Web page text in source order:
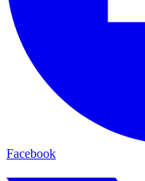
Facebook